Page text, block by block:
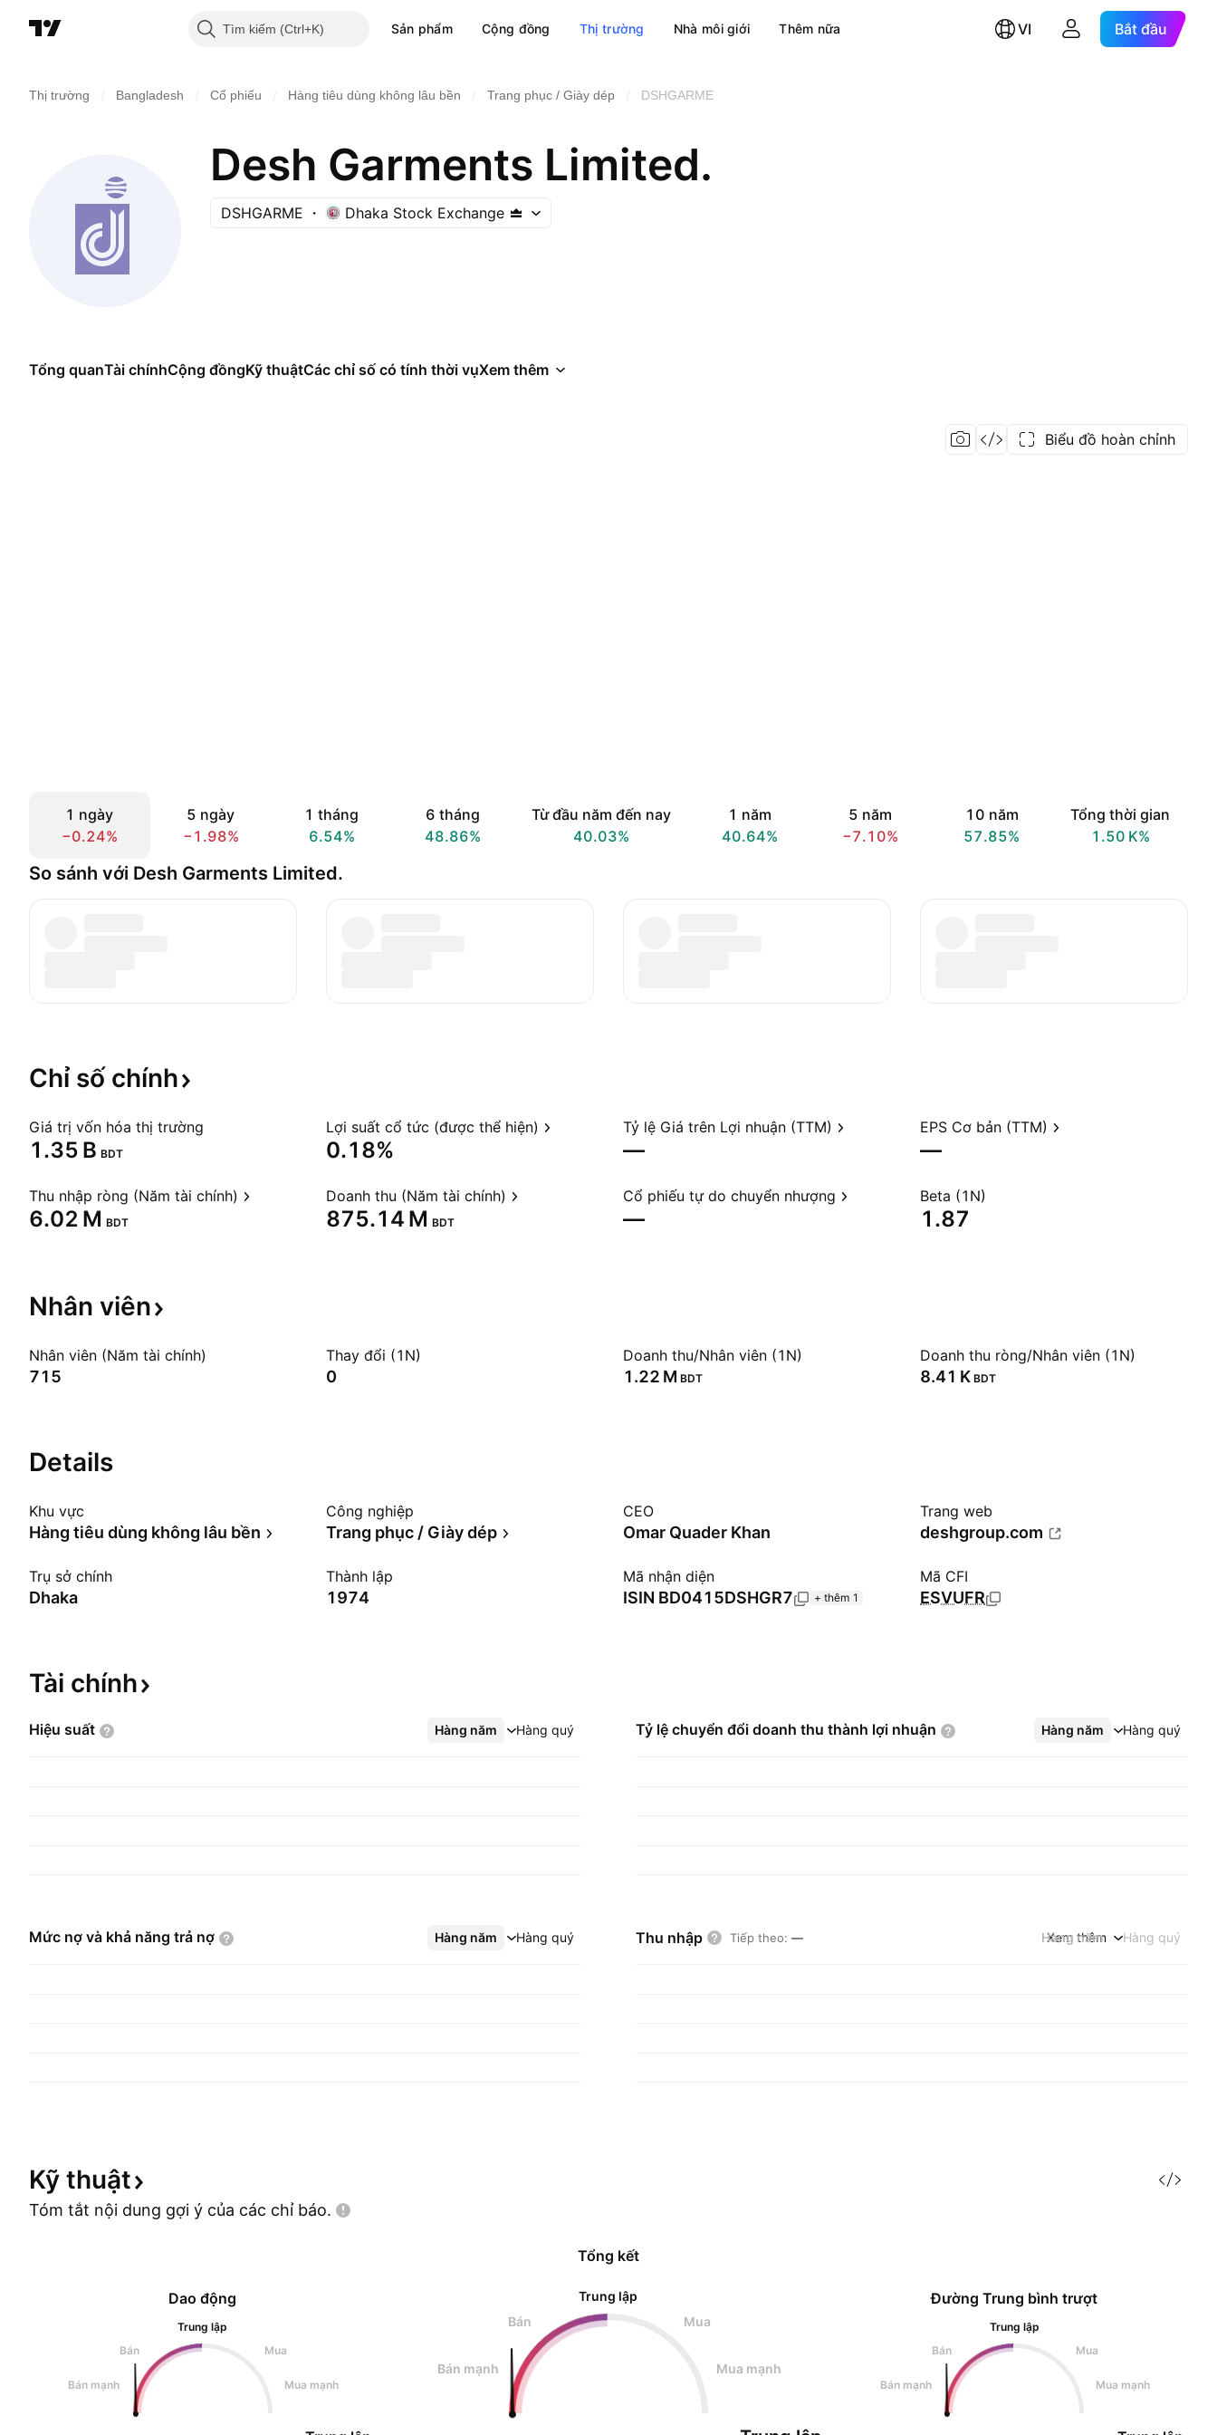
Tìm kiếm Sản phẩm Cộng đồng Thị trường Nhà môi giới Thêm nữa VI Bắt đầu
Thị trường Bangladesh Cổ phiếu Hàng tiêu dùng không lâu bền Trang phục / Giày dép DSHGARME
Desh Garments Limited.
DSHGARME Dhaka Stock Exchange
Tổng quanTài chínhCộng đồngKỹ thuậtCác chỉ số có tính thời vụXem thêm
Biểu đồ hoàn chỉnh
1 ngày
−0.24%
5 ngày
−1.98%
1 tháng
6.54%
6 tháng
48.86%
Từ đầu năm đến nay
40.03%
1 năm
40.64%
5 năm
−7.10%
10 năm
57.85%
Tổng thời gian
‪1.50 K‬%
So sánh với Desh Garments Limited.
Chỉ số chính
Giá trị vốn hóa thị trường
‪1.35 B‬ BDT
Lợi suất cổ tức (được thể hiện)
0.18%
Tỷ lệ Giá trên Lợi nhuận (TTM)
—
EPS Cơ bản (TTM)
—
Thu nhập ròng (Năm tài chính)
‪6.02 M‬ BDT
Doanh thu (Năm tài chính)
‪875.14 M‬ BDT
Cổ phiếu tự do chuyển nhượng
—
Beta (1N)
1.87
Nhân viên
Nhân viên (Năm tài chính)
715
Thay đổi (1N)
0
Doanh thu/Nhân viên (1N)
‪1.22 M‬ BDT
Doanh thu ròng/Nhân viên (1N)
‪8.41 K‬ BDT
Details
Khu vực
Hàng tiêu dùng không lâu bền
Công nghiệp
Trang phục / Giày dép
CEO
Omar Quader Khan
Trang web
deshgroup.com
Trụ sở chính
Dhaka
Thành lập
1974
Mã nhận diện
ISIN BD0415DSHGR7 + thêm 1
Mã CFI
ESVUFR
Tài chính
Hiệu suất Hàng năm Hàng quý
Xem thêm Tỷ lệ chuyển đổi doanh thu thành lợi nhuận Hàng năm Hàng quý
Xem thêm
Mức nợ và khả năng trả nợ Hàng năm Hàng quý
Xem thêm Thu nhập Tiếp theo: — Hàng năm Hàng quý
Xem thêm
Kỹ thuật
Tóm tắt nội dung gợi ý của các chỉ báo.
Dao động
Trung lập
Bán
Mua
Bán mạnh Mua mạnh
Tổng kết
Trung lập
Bán
Mua
Bán mạnh Mua mạnh
Đường Trung bình trượt
Trung lập
Bán
Mua
Bán mạnh Mua mạnh